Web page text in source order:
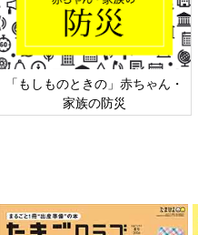
リーフレッ
六星占術 細木か